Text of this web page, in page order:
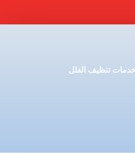
خدمات تنظيف الفلل